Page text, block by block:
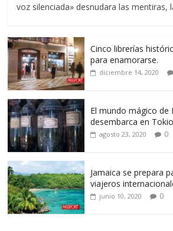
voz silenciada» desnudara las mentiras,
Cinco librerías
para enamorarse.
diciembre 14, 2020
El mundo mágico de
desembarca en Tokio
agosto 23, 2020 0
Jamaica se prepara
viajeros
junio 10, 2020 0